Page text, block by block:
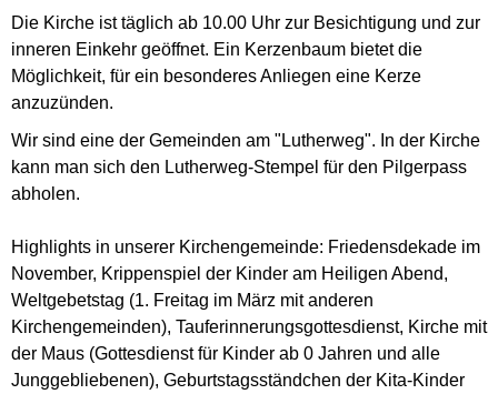
Die Kirche ist täglich ab 10.00 Uhr zur Besichtigung und zur
inneren Einkehr geöffnet. Ein Kerzenbaum bietet die
Möglichkeit, für ein besonderes Anliegen eine Kerze
anzuzünden.
Wir sind eine der Gemeinden am "Lutherweg". In der Kirche
kann man sich den Lutherweg-Stempel für den Pilgerpass
abholen.
Highlights in unserer Kirchengemeinde: Friedensdekade im
November, Krippenspiel der Kinder am Heiligen Abend,
Weltgebetstag (1. Freitag im März mit anderen
Kirchengemeinden), Tauferinnerungsgottesdienst, Kirche mit
der Maus (Gottesdienst für Kinder ab 0 Jahren und alle
Junggebliebenen), Geburtstagsständchen der Kita-Kinder